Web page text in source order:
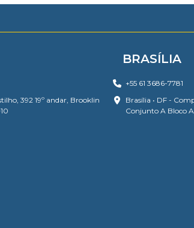
392 19º andar, Brooklin
BRASÍLIA
+55 61 3686-7781
Brasília • DF -
Conjunto A Bloco